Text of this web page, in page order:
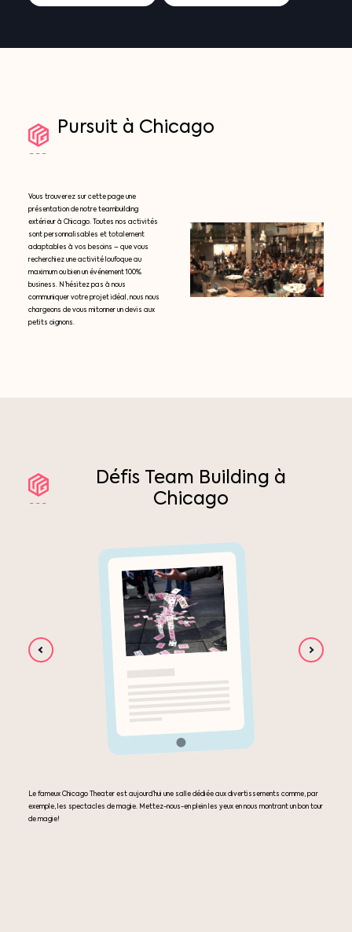
Pursuit à Chicago
Vous trouverez sur cette page une
présentation de notre teambuilding
extérieur à Chicago. Toutes nos activités
sont personnalisables et totalement
adaptables à vos besoins – que vous
recherchiez une activité loufoque au
maximum ou bien un événement 100%
business. N’hésitez pas à nous
communiquer votre projet idéal, nous nous
chargeons de vous mitonner un devis aux
petits oignons.
Défis Team Building à
Chicago
Le fameux Chicago Theater est aujourd’hui une salle dédiée aux divertissements comme, par
exemple, les spectacles de magie. Mettez-nous-en plein les yeux en nous montrant un bon tour
de magie!